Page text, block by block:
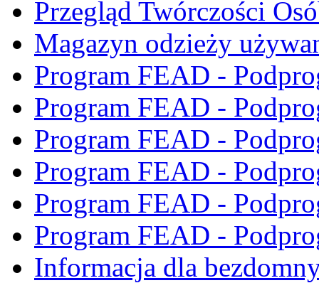
Przegląd Twórczości
Magazyn odzieży
Program FEAD -
Program FEAD -
Program FEAD -
Program FEAD -
Program FEAD -
Program FEAD -
Informacja dla